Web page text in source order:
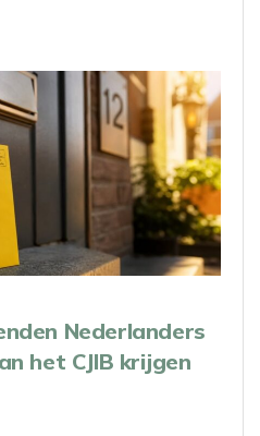
Nederlanders
het CJIB krijgen